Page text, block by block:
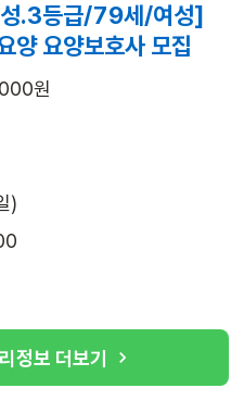
.3등급/79세/여성]
양 요양보호사 모집
원
)
정보 더보기